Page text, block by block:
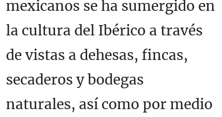
mexicanos se ha sumergido en
la cultura del Ibérico a través
de vistas a dehesas, fincas,
secaderos y bodegas
naturales, así como por medio